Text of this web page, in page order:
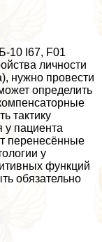
10 I67, F01
личности
нужно провести
определить
тактику
у пациента
перенесённые
у
функций
обязательно